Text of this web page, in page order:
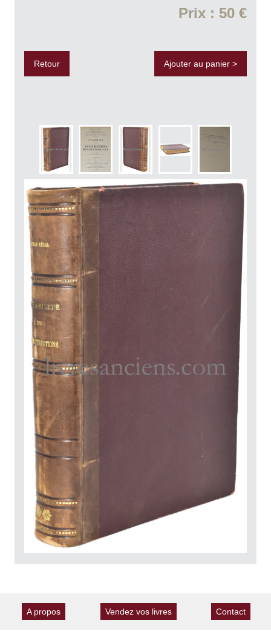
Prix : 50 €
Retour Ajouter au panier >
A propos Vendez vos livres Contact